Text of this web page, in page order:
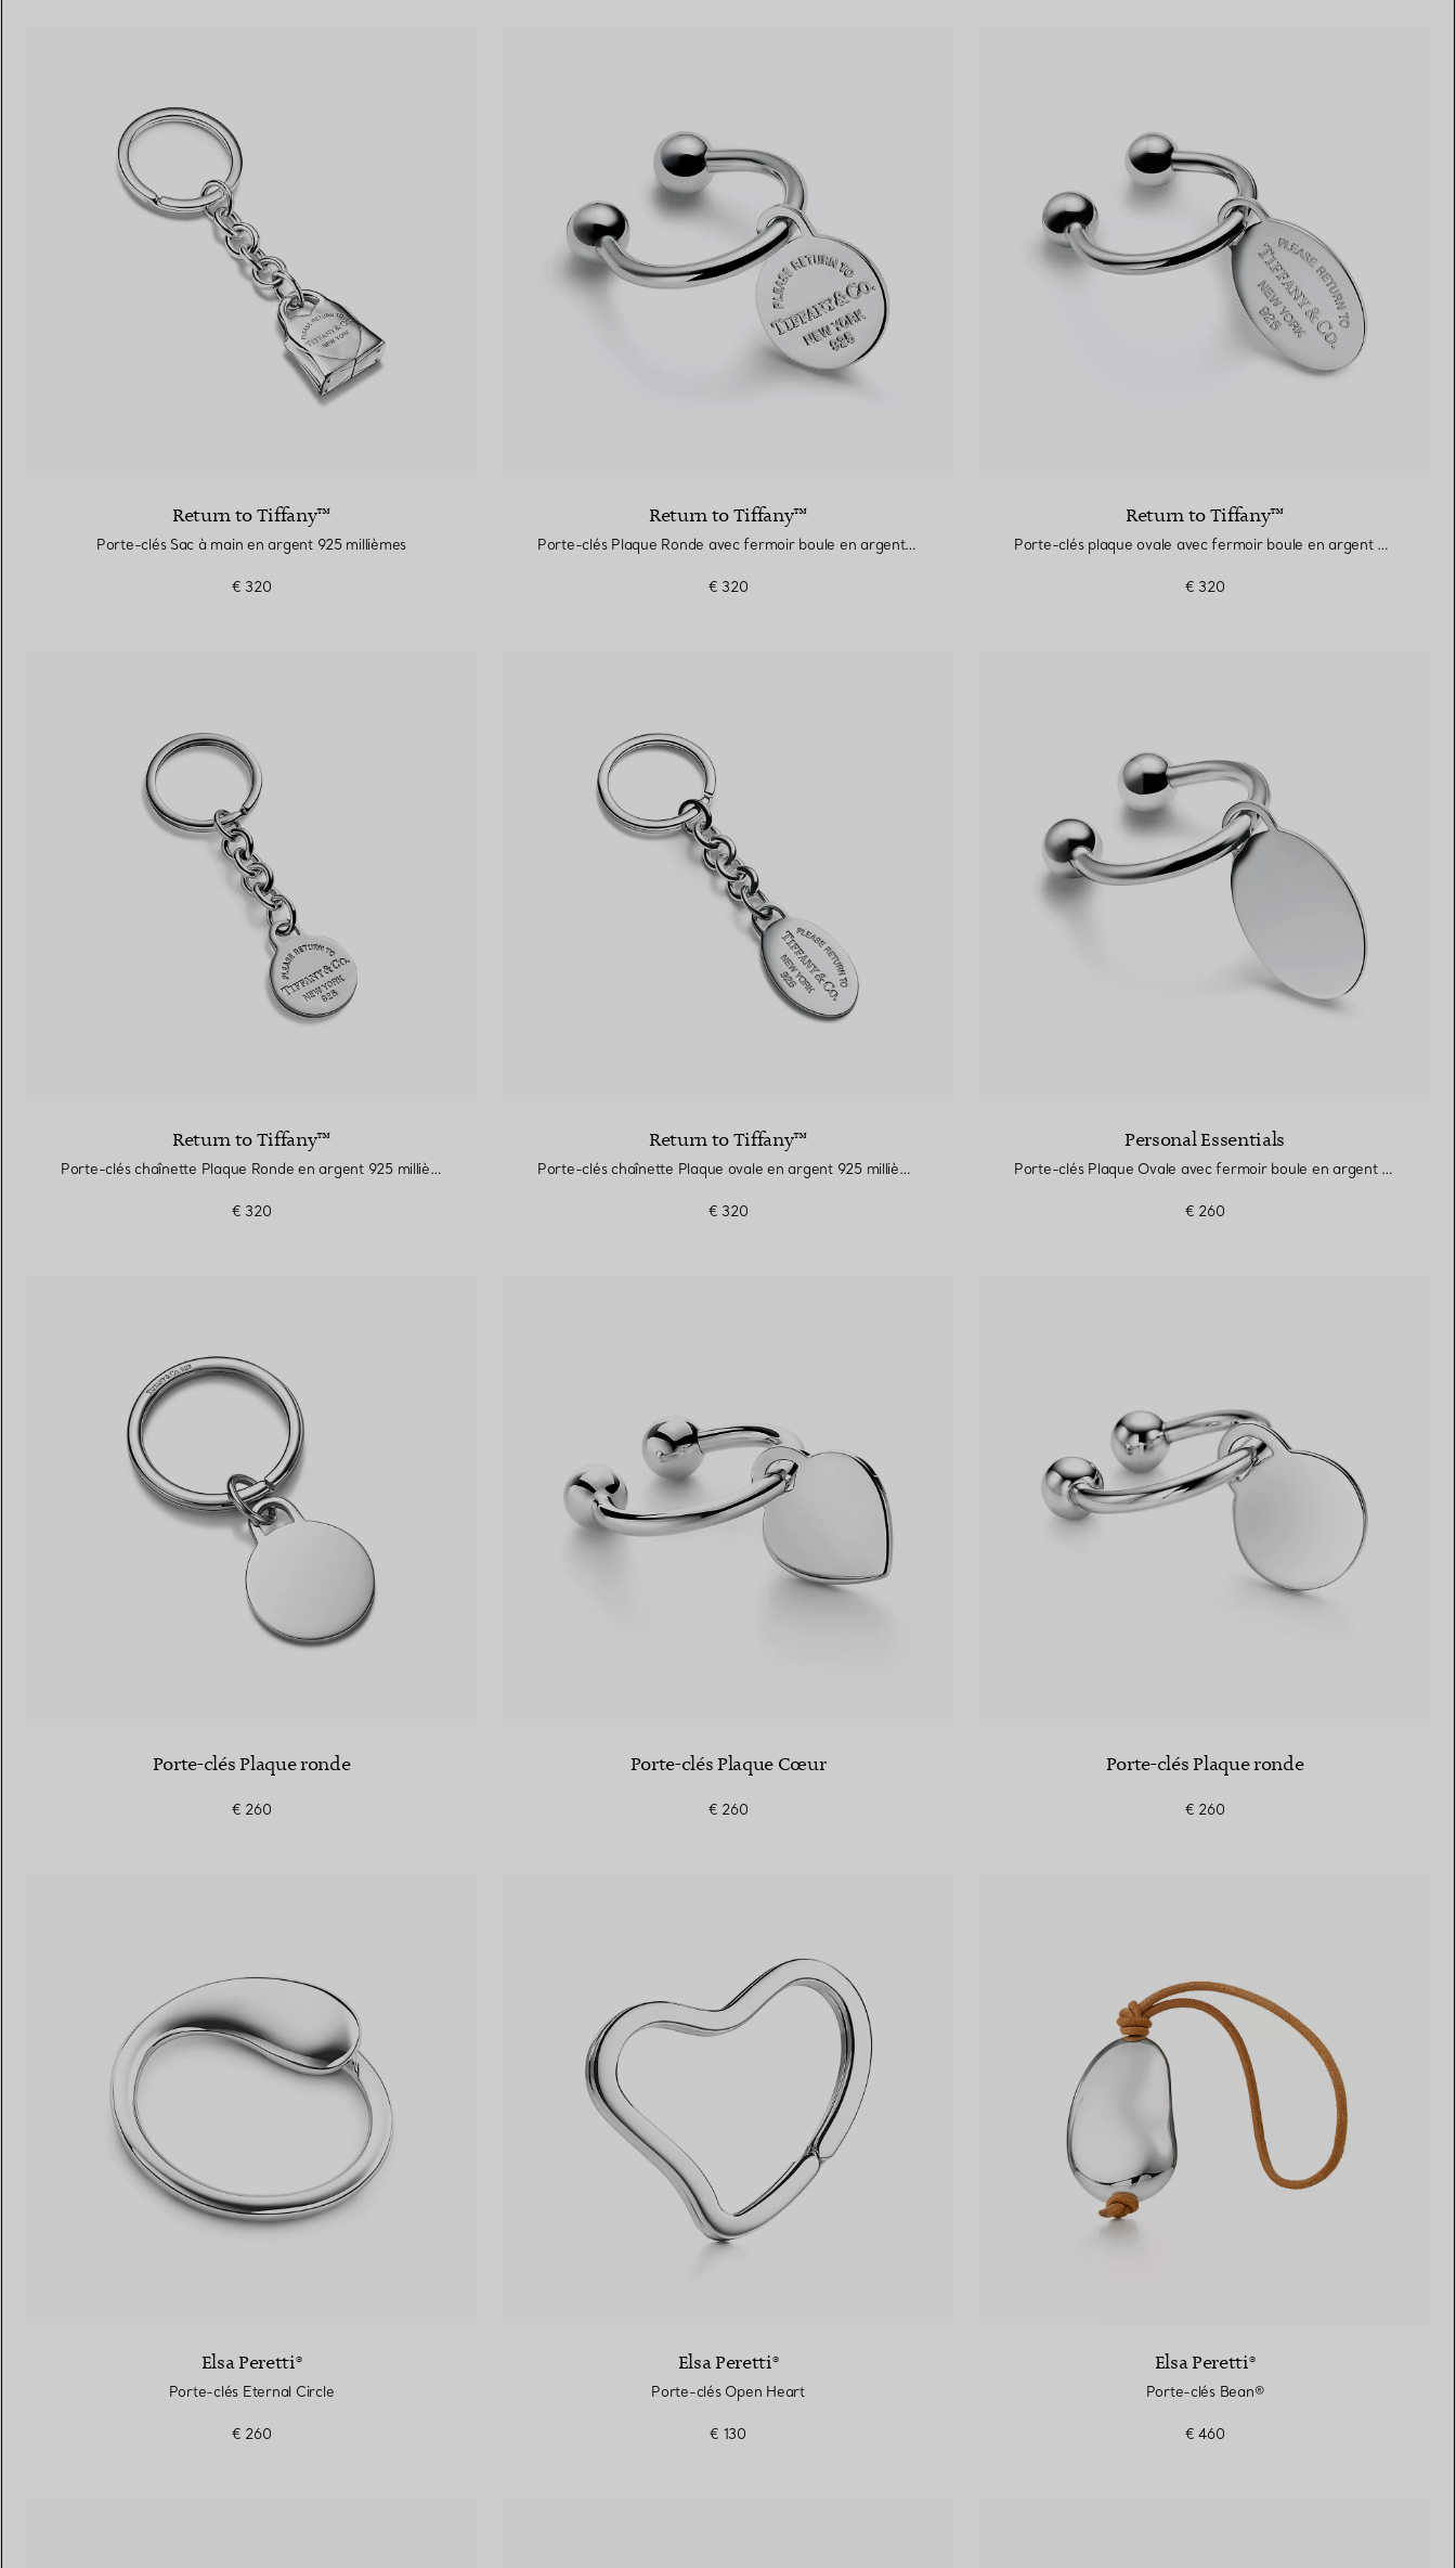
Return to Tiffany™
Porte-clés Sac à main en argent 925 millièmes
€ 320
Return to Tiffany™
Porte-clés Plaque Ronde avec fermoir boule en argent 925 millièmes
€ 320
Return to Tiffany™
Porte-clés plaque ovale avec fermoir boule en argent 925 millièmes
€ 320
Return to Tiffany™
Porte-clés chaînette Plaque Ronde en argent 925 millièmes
€ 320
Return to Tiffany™
Porte-clés chaînette Plaque ovale en argent 925 millièmes
€ 320
Personal Essentials
Porte-clés Plaque Ovale avec fermoir boule en argent 925 millièmes
€ 260
Porte-clés Plaque ronde
€ 260
Porte-clés Plaque Cœur
€ 260
Porte-clés Plaque ronde
€ 260
Elsa Peretti®
Porte-clés Eternal Circle
€ 260
Elsa Peretti®
Porte-clés Open Heart
€ 130
Elsa Peretti®
Porte-clés Bean®
€ 460